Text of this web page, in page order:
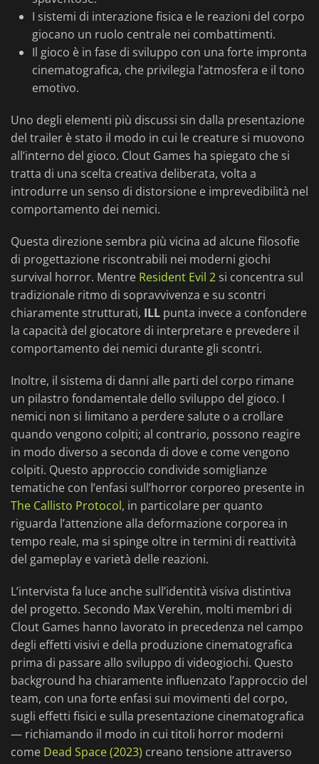
I sistemi di interazione fisica e le reazioni del corpo
giocano un ruolo centrale nei combattimenti.
Il gioco è in fase di sviluppo con una forte impronta
cinematografica, che privilegia l’atmosfera e il tono
emotivo.
Uno degli elementi più discussi sin dalla presentazione
del trailer è stato il modo in cui le creature si muovono
all’interno del gioco. Clout Games ha spiegato che si
tratta di una scelta creativa deliberata, volta a
introdurre un senso di distorsione e imprevedibilità nel
comportamento dei nemici.
Questa direzione sembra più vicina ad alcune filosofie
di progettazione riscontrabili nei moderni giochi
survival horror. Mentre Resident Evil 2 si concentra sul
tradizionale ritmo di sopravvivenza e su scontri
chiaramente strutturati, ILL punta invece a confondere
la capacità del giocatore di interpretare e prevedere il
comportamento dei nemici durante gli scontri.
Inoltre, il sistema di danni alle parti del corpo rimane
un pilastro fondamentale dello sviluppo del gioco. I
nemici non si limitano a perdere salute o a crollare
quando vengono colpiti; al contrario, possono reagire
in modo diverso a seconda di dove e come vengono
colpiti. Questo approccio condivide somiglianze
tematiche con l’enfasi sull’horror corporeo presente in
The Callisto Protocol, in particolare per quanto
riguarda l’attenzione alla deformazione corporea in
tempo reale, ma si spinge oltre in termini di reattività
del gameplay e varietà delle reazioni.
L’intervista fa luce anche sull’identità visiva distintiva
del progetto. Secondo Max Verehin, molti membri di
Clout Games hanno lavorato in precedenza nel campo
degli effetti visivi e della produzione cinematografica
prima di passare allo sviluppo di videogiochi. Questo
background ha chiaramente influenzato l’approccio del
team, con una forte enfasi sui movimenti del corpo,
sugli effetti fisici e sulla presentazione cinematografica
— richiamando il modo in cui titoli horror moderni
come Dead Space (2023) creano tensione attraverso